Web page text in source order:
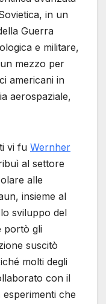
in un
Guerra
e militare,
mezzo per
americani in
aerospaziale,
vi fu Wernher
al settore
alle
insieme al
sviluppo del
portò gli
suscitò
molti degli
con il
che